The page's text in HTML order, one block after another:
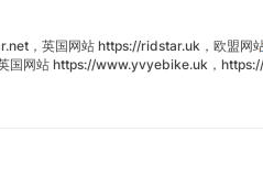
，英国网站 https://ridstar.uk，欧盟网
网站 https://www.yvyebike.uk，